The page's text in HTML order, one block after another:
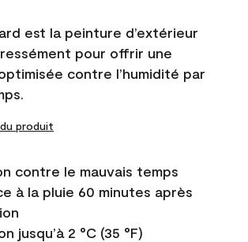
est la peinture d’extérieur
pour offrir une
contre l’humidité par
produit
contre le mauvais temps
à la pluie 60 minutes après
jusqu’à 2 °C (35 °F)